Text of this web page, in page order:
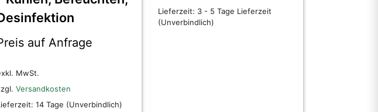
auf Anfrage
MwSt.
Versandkosten
14 Tage (Unverbindlich)
Lieferzeit: 3 - 5 Tage Lieferzeit
(Unverbindlich)